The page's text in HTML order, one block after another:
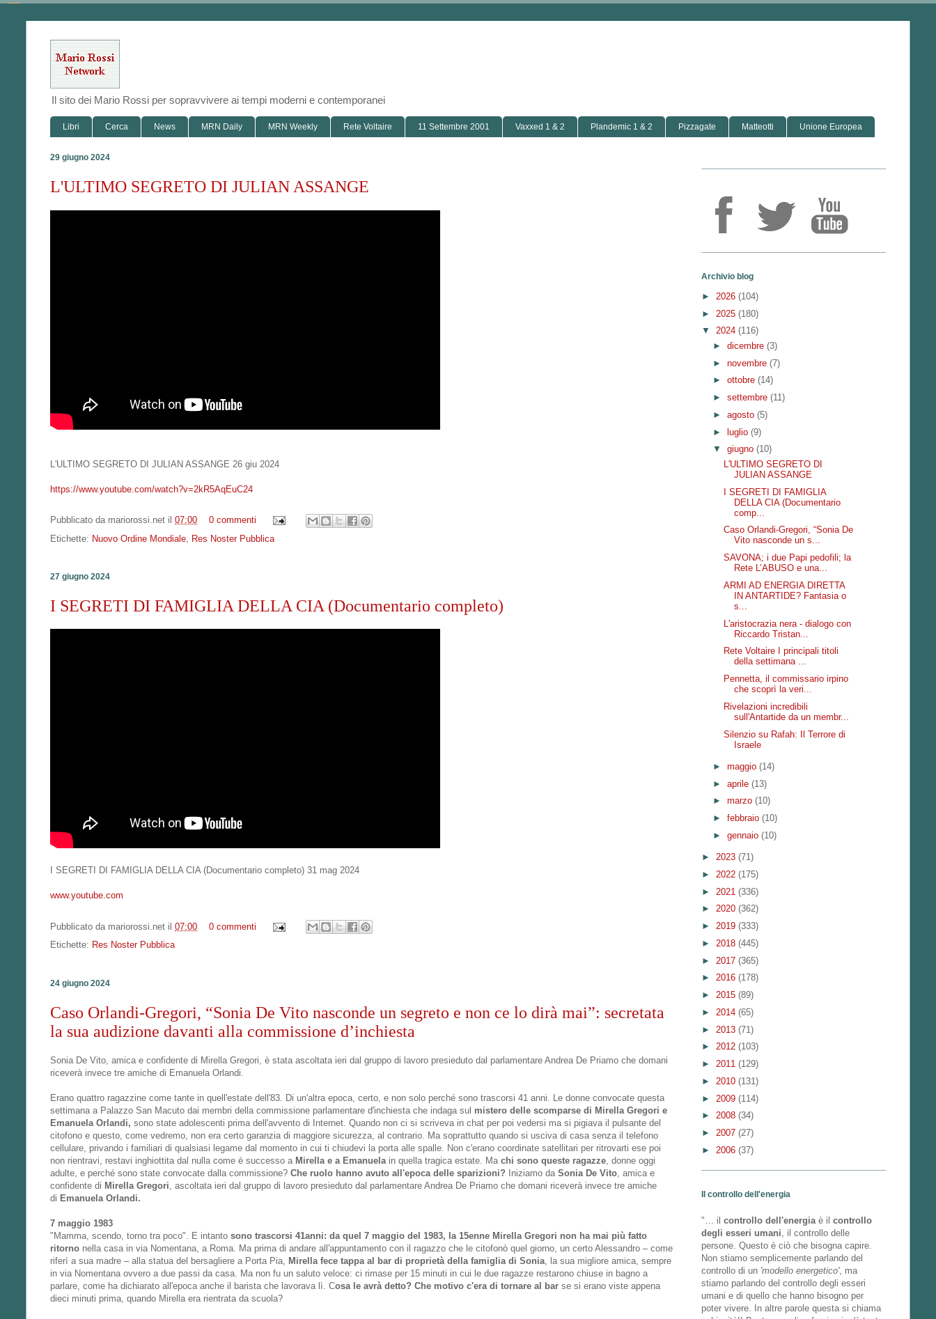
Il sito dei Mario Rossi per sopravvivere ai tempi moderni e contemporanei
Libri Cerca News MRN Daily MRN Weekly Rete Voltaire 11 Settembre 2001 Vaxxed 1 & 2 Plandemic 1 & 2 Pizzagate Matteotti Unione Europea
29 giugno 2024
L'ULTIMO SEGRETO DI JULIAN ASSANGE
L'ULTIMO SEGRETO DI JULIAN ASSANGE 26 giu 2024
https://www.youtube.com/watch?v=2kR5AqEuC24
Pubblicato da mariorossi.net il 07:00
0 commenti
Etichette: Nuovo Ordine Mondiale Res Noster Pubblica
27 giugno 2024
I SEGRETI DI FAMIGLIA DELLA CIA (Documentario completo)
I SEGRETI DI FAMIGLIA DELLA CIA (Documentario completo) 31 mag 2024
www.youtube.com
Pubblicato da mariorossi.net il 07:00
0 commenti
Etichette: Res Noster Pubblica
24 giugno 2024
Caso Orlandi-Gregori, “Sonia De Vito nasconde un segreto e non ce lo dirà mai”: secretata
la sua audizione davanti alla commissione d’inchiesta
Sonia De Vito, amica e confidente di Mirella Gregori, è stata ascoltata ieri dal gruppo di lavoro presieduto dal parlamentare Andrea De Priamo che domani
riceverà invece tre amiche di Emanuela Orlandi.
Erano quattro ragazzine come tante in quell'estate dell'83. Di un'altra epoca, certo, e non solo perché sono trascorsi 41 anni. Le donne convocate questa
settimana a Palazzo San Macuto dai membri della commissione parlamentare d'inchiesta che indaga sul mistero delle scomparse di Mirella Gregori e
Emanuela Orlandi, sono state adolescenti prima dell'avvento di Internet. Quando non ci si scriveva in chat per poi vedersi ma si pigiava il pulsante del
citofono e questo, come vedremo, non era certo garanzia di maggiore sicurezza, al contrario. Ma soprattutto quando si usciva di casa senza il telefono
cellulare, privando i familiari di qualsiasi legame dal momento in cui ti chiudevi la porta alle spalle. Non c'erano coordinate satellitari per ritrovarti ese poi
non rientravi, restavi inghiottita dal nulla come è successo a Mirella e a Emanuelain quella tragica estate. Ma chi sono queste ragazze, donne oggi
adulte, e perché sono state convocate dalla commissione? Che ruolo hanno avuto all'epoca delle sparizioni? Iniziamo da Sonia De Vito, amica e
confidente di Mirella Gregori, ascoltata ieri dal gruppo di lavoro presieduto dal parlamentare Andrea De Priamo che domani riceverà invece tre amiche
di Emanuela Orlandi.
7 maggio 1983
"Mamma, scendo, torno tra poco". E intanto sono trascorsi 41anni: da quel 7 maggio del 1983, la 15enne Mirella Gregori non ha mai più fatto
ritorno nella casa in via Nomentana, a Roma. Ma prima di andare all'appuntamento con il ragazzo che le citofonò quel giorno, un certo Alessandro – come
riferì a sua madre – alla statua del bersagliere a Porta Pia, Mirella fece tappa al bar di proprietà della famiglia di Sonia, la sua migliore amica, sempre
in via Nomentana ovvero a due passi da casa. Ma non fu un saluto veloce: ci rimase per 15 minuti in cui le due ragazze restarono chiuse in bagno a
parlare, come ha dichiarato all'epoca anche il barista che lavorava lì. Cosa le avrà detto? Che motivo c'era di tornare al bar se si erano viste appena
dieci minuti prima, quando Mirella era rientrata da scuola?
Archivio blog
► 2026 (104)
► 2025 (180)
▼ 2024 (116)
► dicembre (3)
► novembre (7)
► ottobre (14)
► settembre (11)
► agosto (5)
► luglio (9)
▼ giugno (10)
L'ULTIMO SEGRETO DI
JULIAN ASSANGE
I SEGRETI DI FAMIGLIA
DELLA CIA (Documentario
comp...
Caso Orlandi-Gregori, “Sonia De
Vito nasconde un s...
SAVONA; i due Papi pedofili; la
Rete L’ABUSO e una...
ARMI AD ENERGIA DIRETTA
IN ANTARTIDE? Fantasia o
s...
L'aristocrazia nera - dialogo con
Riccardo Tristan...
Rete Voltaire I principali titoli
della settimana ...
Pennetta, il commissario irpino
che scoprì la veri...
Rivelazioni incredibili
sull'Antartide da un membr...
Silenzio su Rafah: Il Terrore di
Israele
► maggio (14)
► aprile (13)
► marzo (10)
► febbraio (10)
► gennaio (10)
► 2023 (71)
► 2022 (175)
► 2021 (336)
► 2020 (362)
► 2019 (333)
► 2018 (445)
► 2017 (365)
► 2016 (178)
► 2015 (89)
► 2014 (65)
► 2013 (71)
► 2012 (103)
► 2011 (129)
► 2010 (131)
► 2009 (114)
► 2008 (34)
► 2007 (27)
► 2006 (37)
Il controllo dell'energia
"… il controllo dell'energiaè il controllo
degli esseri umani, il controllo delle
persone. Questo è ciò che bisogna capire.
Non stiamo semplicemente parlando del
controllo di un 'modello energetico', ma
stiamo parlando del controllo degli esseri
umani e di quello che hanno bisogno per
poter vivere. In altre parole questa si chiama